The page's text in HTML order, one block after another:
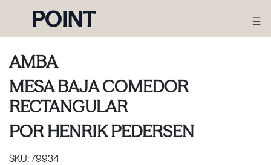
AMBA
MESA BAJA COMEDOR
RECTANGULAR
PORHENRIK PEDERSEN
SKU:79934